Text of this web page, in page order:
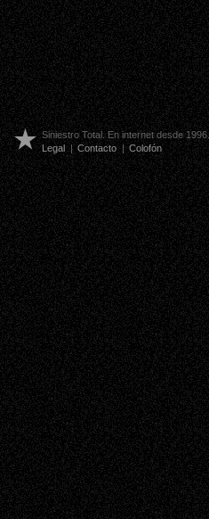
Siniestro Total. En internet desde
Legal | Contacto | Colofón